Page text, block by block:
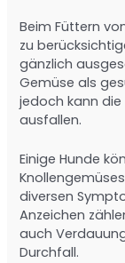
Beim Füttern
zu
gänzlich
Gemüse als
jedoch kann die
ausfallen.
Einige Hunde
Knollengemüses
diversen
Anzeichen
auch
Durchfall.